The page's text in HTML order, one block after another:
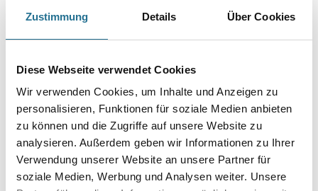
Zustimmung Details Über Cookies
Diese Webseite verwendet Cookies
Wir verwenden Cookies, um Inhalte und Anzeigen zu
personalisieren, Funktionen für soziale Medien anbieten
zu können und die Zugriffe auf unsere Website zu
analysieren. Außerdem geben wir Informationen zu Ihrer
Verwendung unserer Website an unsere Partner für
soziale Medien, Werbung und Analysen weiter. Unsere
Farbtonbezeichnung
Glanzgrad
Gebinde